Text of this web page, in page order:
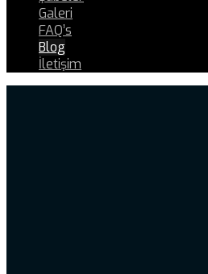
Galeri
FAQ’s
Blog
İletişim